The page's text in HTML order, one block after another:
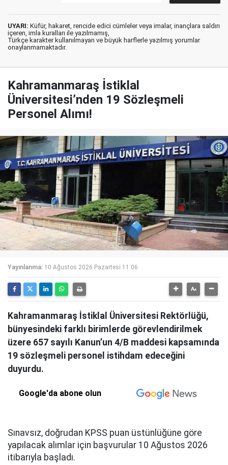
UYARI: Küfür, hakaret, rencide edici cümleler veya imalar, inançlara saldırı
içeren, imla kuralları ile yazılmamış,
Türkçe karakter kullanılmayan ve büyük harflerle yazılmış yorumlar
onaylanmamaktadır.
Kahramanmaraş İstiklal
Üniversitesi’nden 19 Sözleşmeli
Personel Alımı!
Yayınlanma: 10 Ağustos 2026 Pazartesi 11:06
Kahramanmaraş İstiklal Üniversitesi Rektörlüğü,
bünyesindeki farklı birimlerde görevlendirilmek
üzere 657 sayılı Kanun’un 4/B maddesi kapsamında
19 sözleşmeli personel istihdam edeceğini
duyurdu.
Google'da abone olun
Sınavsız, doğrudan KPSS puan üstünlüğüne göre
yapılacak alımlar için başvurular 10 Ağustos 2026
itibarıyla başladı.